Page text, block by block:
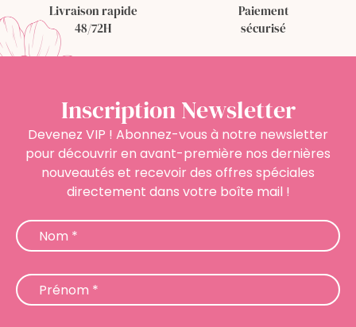
Livraison rapide
48/72H
Paiement
sécurisé
Inscription Newsletter
Devenez VIP ! Abonnez-vous à notre newsletter
pour découvrir en avant-première nos dernières
nouveautés et recevoir des offres spéciales
directement dans votre boîte mail !
Nom *
Prénom *